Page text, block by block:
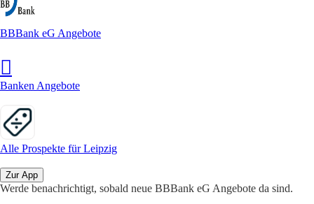
BBBank eG Angebote
Banken Angebote
Alle Prospekte für Leipzig
Zur App
Werde benachrichtigt, sobald neue BBBank eG Angebote da sind.